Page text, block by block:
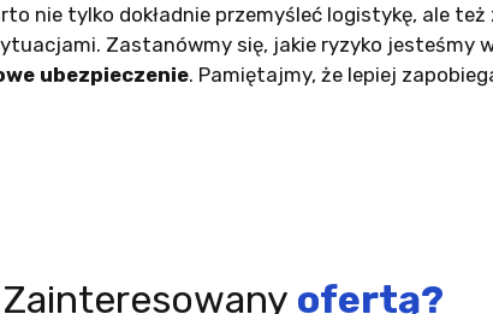
nie tylko dokładnie przemyśleć logistykę, ale
Zastanówmy się, jakie ryzyko jesteśmy
ubezpieczenie. Pamiętajmy, że lepiej
Zainteresowany ofertą?